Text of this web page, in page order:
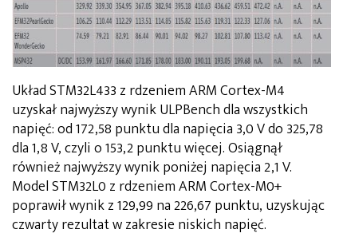
Układ STM32L433 z rdzeniem ARM Cortex-M4
uzyskał najwyższy wynik ULPBench dla wszystkich
napięć: od 172,58 punktu dla napięcia 3,0 V do 325,78
dla 1,8 V, czyli o 153,2 punktu więcej. Osiągnął
również najwyższy wynik poniżej napięcia 2,1 V.
Model STM32L0 z rdzeniem ARM Cortex-M0+
poprawił wynik z 129,99 na 226,67 punktu, uzyskując
czwarty rezultat w zakresie niskich napięć.